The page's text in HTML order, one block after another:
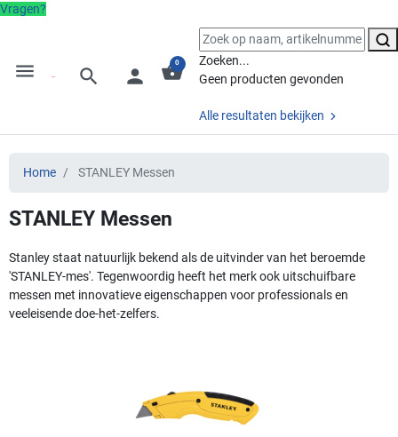
Vragen?
menu search person shopping_basket
0
Zoeken...
Geen producten gevonden
Alle resultaten bekijken
Home STANLEY Messen
STANLEY Messen
Stanley staat natuurlijk bekend als de uitvinder van het beroemde
'STANLEY-mes'. Tegenwoordig heeft het merk ook uitschuifbare
messen met innovatieve eigenschappen voor professionals en
veeleisende doe-het-zelfers.